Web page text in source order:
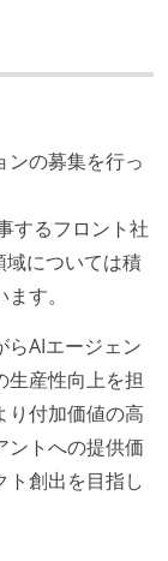
ンの募集を行っ
するフロント社
域については積
す。
らAIエージェン
生産性向上を担
り付加価値の高
ントへの提供価
ト創出を目指し